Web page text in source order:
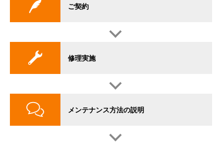
ご契約
修理実施
メンテナンス方法の説明